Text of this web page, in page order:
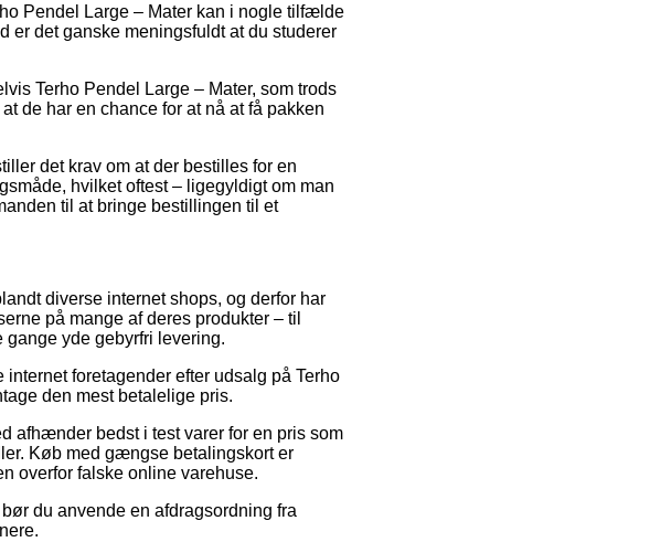
Pendel Large – Mater kan i nogle tilfælde
det ganske meningsfuldt at du studerer
Terho Pendel Large – Mater, som trods
de har en chance for at nå at få pakken
det krav om at der bestilles for en
hvilket oftest – ligegyldigt om man
til at bringe bestillingen til et
diverse internet shops, og derfor har
på mange af deres produkter – til
yde gebyrfri levering.
foretagender efter udsalg på Terho
den mest betalelige pris.
afhænder bedst i test varer for en pris som
Køb med gængse betalingskort er
overfor falske online varehuse.
du anvende en afdragsordning fra